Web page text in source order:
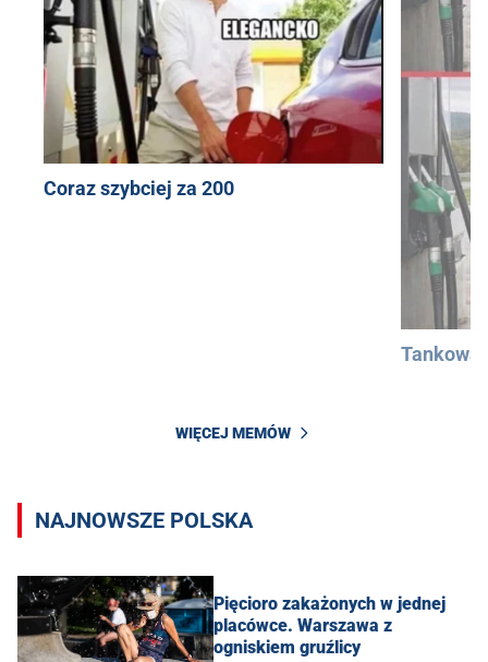
Coraz szybciej za 200
WIĘCEJ MEMÓW
NAJNOWSZE POLSKA
Pięcioro zakażonych w jednej
placówce. Warszawa z
ogniskiem gruźlicy